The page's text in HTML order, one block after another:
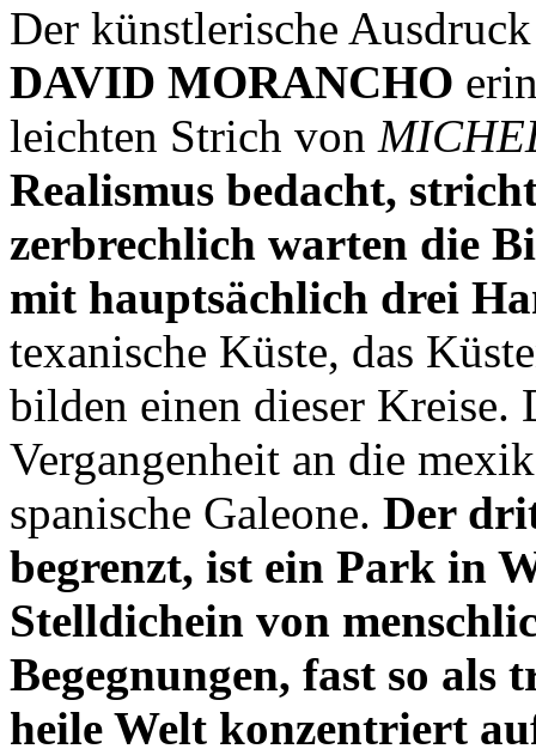
Der künstlerische
DAVID MORANCHO
leichten Strich von
Realismus bedacht,
zerbrechlich warten die
mit hauptsächlich drei
texanische Küste, das
bilden einen dieser
Vergangenheit an die
spanische Galeone. Der
begrenzt, ist ein Park in
Stelldichein von
Begegnungen, fast so als
heile Welt konzentriert